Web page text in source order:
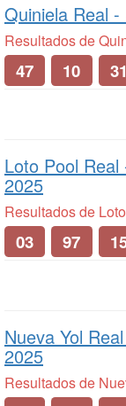
Quiniela Real -
Resultados de
47 10 31
Loto Pool Real
2025
Resultados de
03 97
Nueva Yol
2025
Resultados de